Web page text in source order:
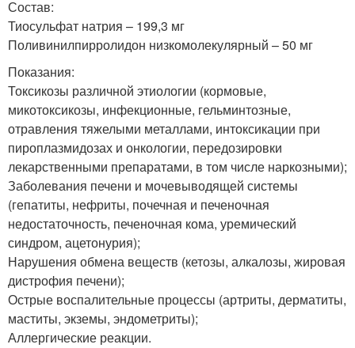
Состав:
Тиосульфат натрия – 199,3 мг
Поливинилпирролидон низкомолекулярный – 50 мг
Показания:
Токсикозы различной этиологии (кормовые,
микотоксикозы, инфекционные, гельминтозные,
отравления тяжелыми металлами, интоксикации при
пироплазмидозах и онкологии, передозировки
лекарственными препаратами, в том числе наркозными);
Заболевания печени и мочевыводящей системы
(гепатиты, нефриты, почечная и печеночная
недостаточность, печеночная кома, уремический
синдром, ацетонурия);
Нарушения обмена веществ (кетозы, алкалозы, жировая
дистрофия печени);
Острые воспалительные процессы (артриты, дерматиты,
маститы, экземы, эндометриты);
Аллергические реакции.